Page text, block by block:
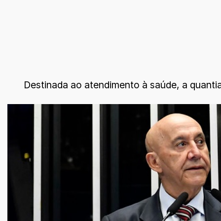
Destinada ao atendimento à saúde, a